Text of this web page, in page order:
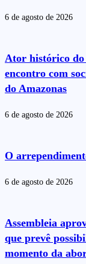
6 de agosto de 2026
Ator histórico
encontro com
do Amazonas
6 de agosto de 2026
O
6 de agosto de 2026
Assembleia
que prevê
momento da